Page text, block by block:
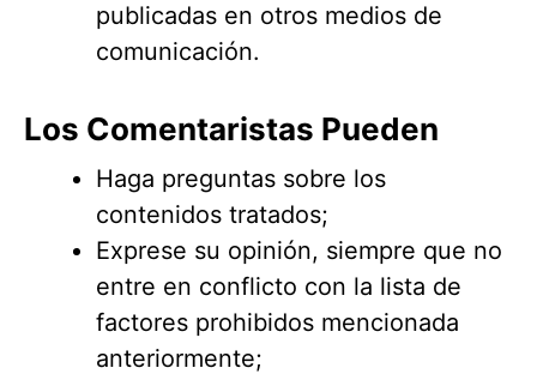
publicadas en otros medios de
comunicación.
Los Comentaristas Pueden
Haga preguntas sobre los
contenidos tratados;
Exprese su opinión, siempre que no
entre en conflicto con la lista de
factores prohibidos mencionada
anteriormente;